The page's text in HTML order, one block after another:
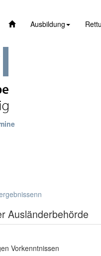
Ausbildung
Ausländerbehörde
Vorkenntnissen